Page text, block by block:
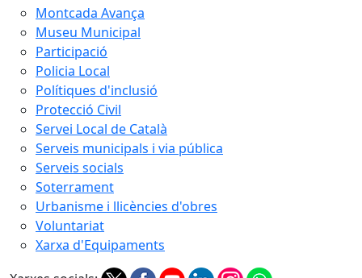
Montcada Avança
Museu Municipal
Participació
Policia Local
Polítiques d'inclusió
Protecció Civil
Servei Local de Català
Serveis municipals i via pública
Serveis socials
Soterrament
Urbanisme i llicències d'obres
Voluntariat
Xarxa d'Equipaments